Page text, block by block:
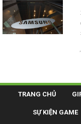
TRANG CHỦ
SỰ KIỆN GAME